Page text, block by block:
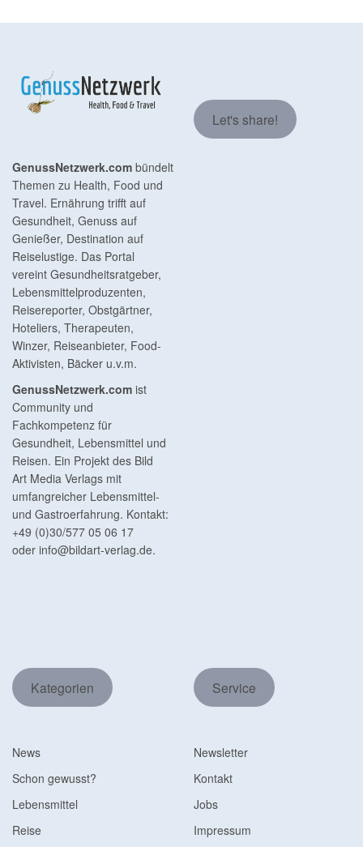
GenussNetzwerk.com bündelt
Themen zu Health, Food und
Travel. Ernährung trifft auf
Gesundheit, Genuss auf
Genießer, Destination auf
Reiselustige. Das Portal
vereint Gesundheitsratgeber,
Lebensmittelproduzenten,
Reisereporter, Obstgärtner,
Hoteliers, Therapeuten,
Winzer, Reiseanbieter, Food-
Aktivisten, Bäcker u.v.m.
GenussNetzwerk.com ist
Community und
Fachkompetenz für
Gesundheit, Lebensmittel und
Reisen. Ein Projekt des Bild
Art Media Verlags mit
umfangreicher Lebensmittel-
und Gastroerfahrung. Kontakt:
+49 (0)30/577 05 06 17
oder info@bildart-verlag.de.
Let's share!
Kategorien
News
Schon gewusst?
Lebensmittel
Reise
Service
Newsletter
Kontakt
Jobs
Impressum